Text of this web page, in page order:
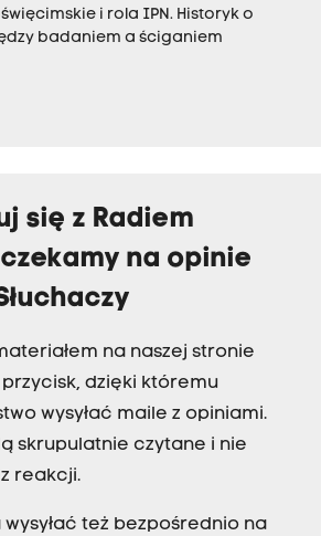
i rola IPN. Historyk o
badaniem a ściganiem
się z Radiem
na opinie
na naszej stronie
dzięki któremu
wysyłać maile z opiniami.
skrupulatnie czytane i nie
reakcji.
też bezpośrednio na